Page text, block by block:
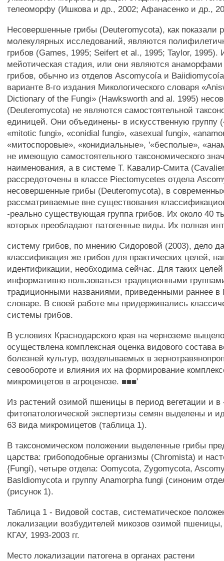
телеоморфу (Ишкова и др., 2002; Афанасенко и др.,
Несовершенные грибы (Deuteromycota), как показали
молекулярных исследований, являются
грибов (Games, 1995; Seifert et al., 1995; Taylor,
мейотическая стадия, или они являются анаморфами
грибов, обычно из отделов Ascomycoía и
варианте 8-го издания Микологического словаря
Dictionary of the Fungi» (Hawksworth and al. 1995)
(Deuteromycota) не являются самостоятельной
единицей. Они объединены- в искусственную группу
«mitotic fungi», «conidial fungi», «asexual fungi»,
«митоспоровые», «конидиальные», '«бесполые»,
не имеющую самостоятельного таксономического
наименования, а в системе Т. Кавалир-Смита
рассредоточены в классе Piectomycetes отдела
несовершенные грибы (Deuteromycota), в
рассматриваемые вне существования
-реально существующая группа грибов. Их около 40
которых преобладают патогенные виды. Их полная
систему грибов, по мнению Сидоровой (2003), дело
классификация же грибов для практических целей,
идентификации, необходима сейчас. Для таких
информативно пользоваться традиционными
традиционными названиями, приведенными раннее в
словаре. В своей работе мы придерживались
системы грибов.
В условиях Краснодарского края на черноземе
осуществлена комплексная оценка видового состава
болезней культур, возделываемых в
севообороте и влияния их на формирование
микромицетов в агроценозе. ■■■'
Из растений озимой пшеницы в период вегетации и в
фитопатологической экспертизы семян выделены и
63 вида микромицетов (таблица 1).
В таксономическом положении выделенные грибы
царства: грибоподобные организмы (Chromista) и
{Fungí), четыре отдела: Oomycota, Zygomycota,
Basldiomycota и группу Anamorpha fungi (синоним
(рисунок 1).
Таблица 1 - Видовой состав, систематическое
локализации возбудителей микозов озимой
КГАУ, 1993-2003 гг.
Место локализации патогена в органах растени